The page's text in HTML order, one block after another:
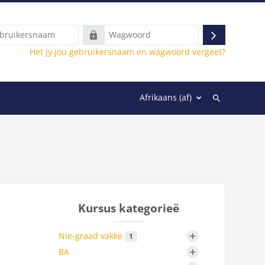
Wagwoord
Teken
in
Het jy jou gebruikersnaam en wagwoord vergeet?
Afrikaans ‎(af)‎
Soek
Kursus kategorieë
Nie-graad vakke 1 +
BA +